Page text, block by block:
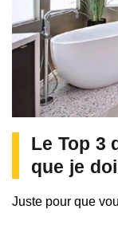
Le Top 3
que je
Juste pour que